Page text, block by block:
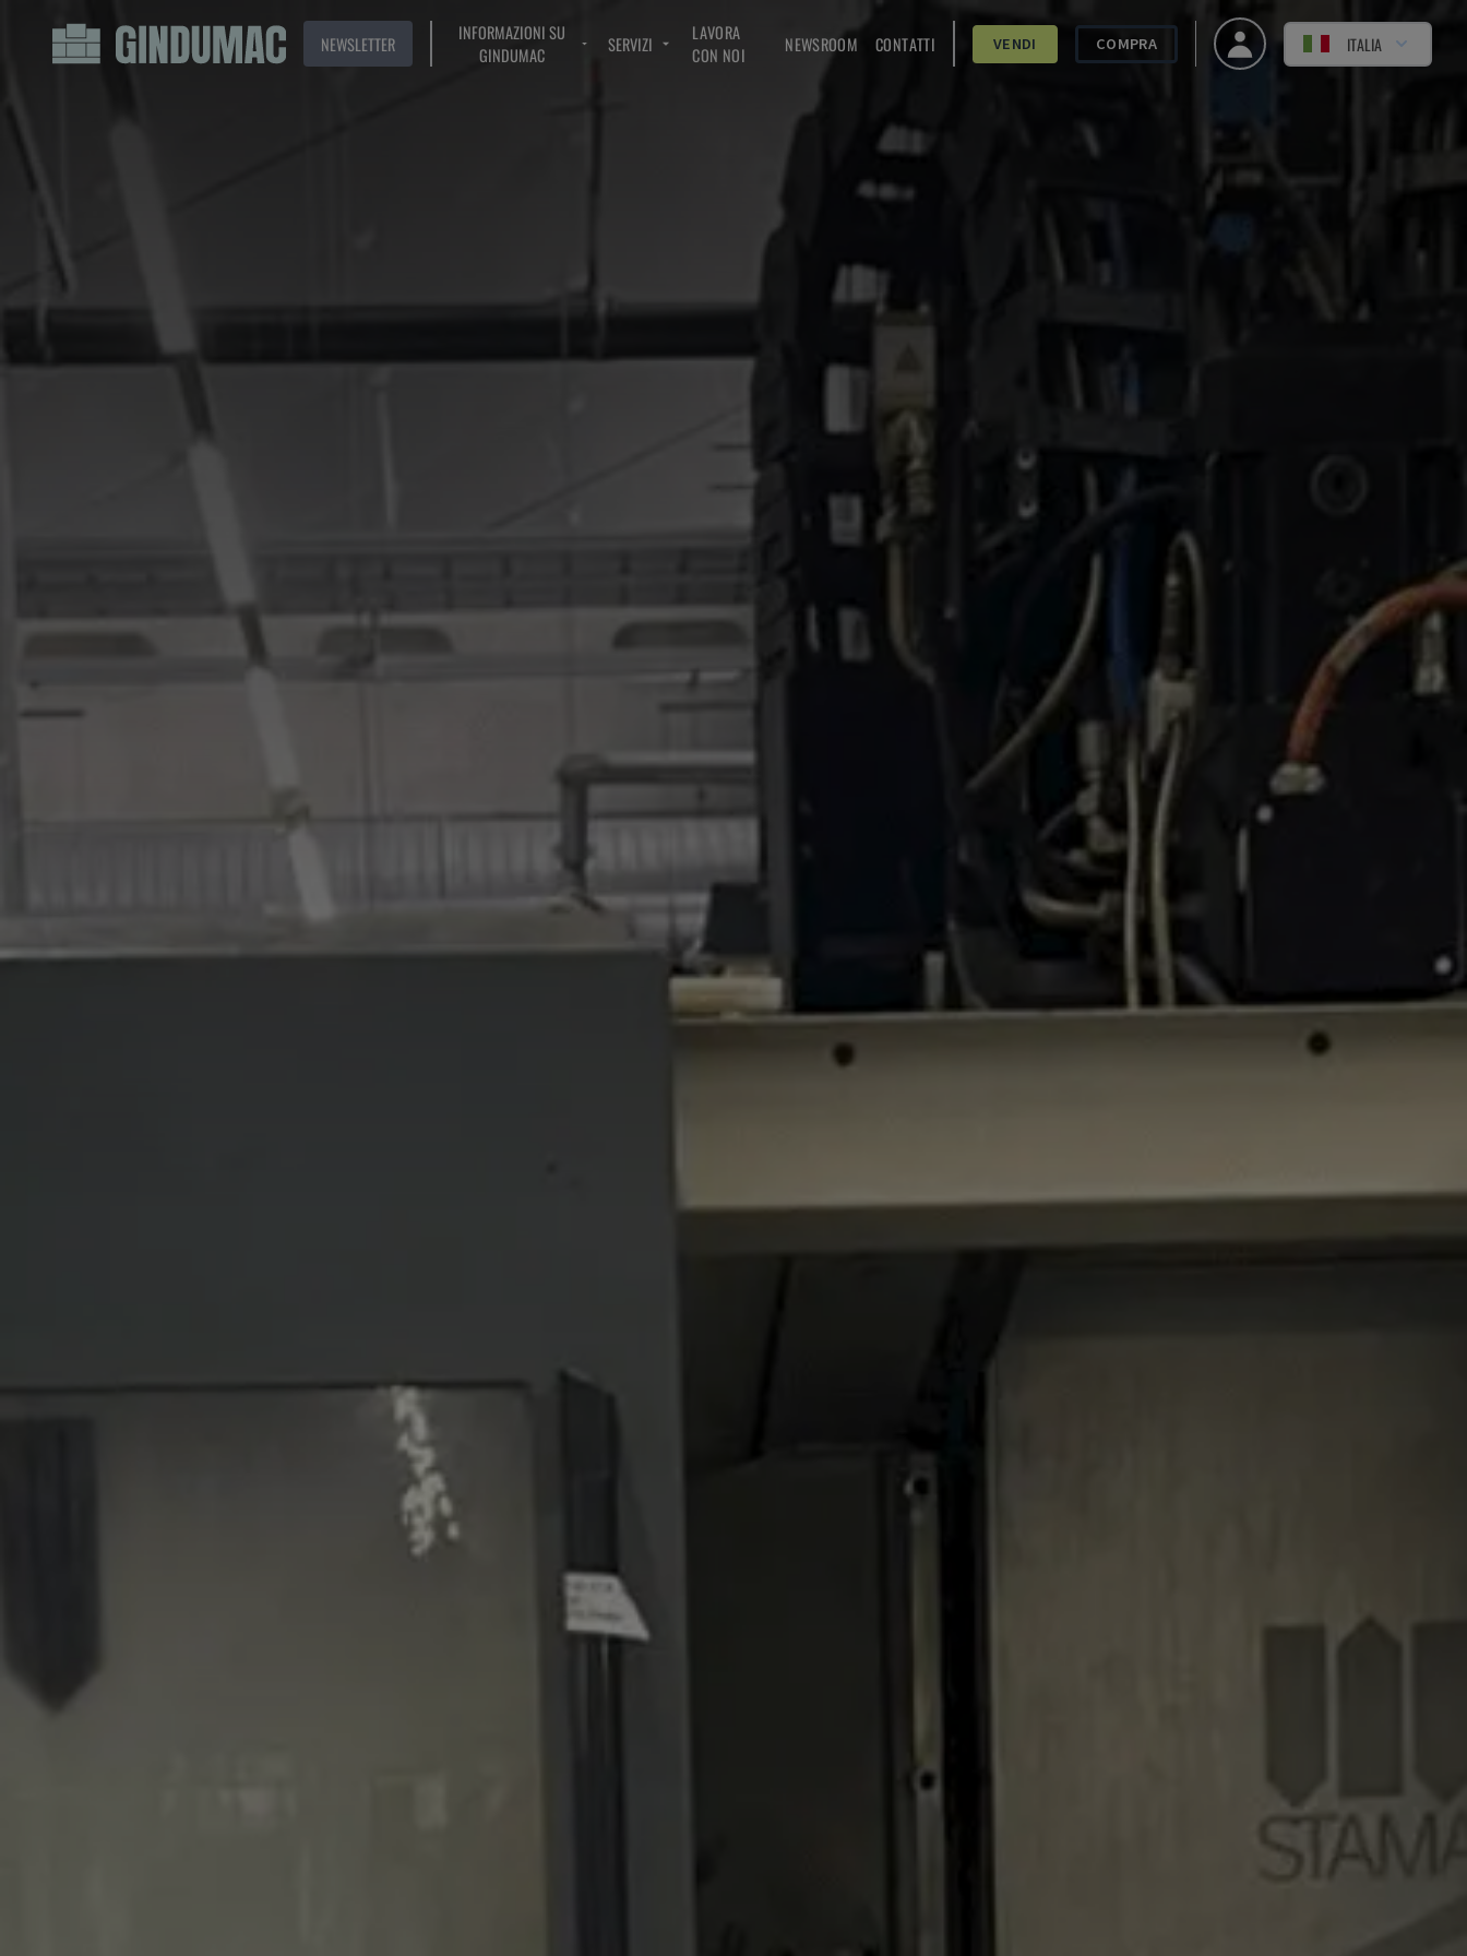
NEWSLETTER
INFORMAZIONI SU
GINDUMAC
SERVIZI
LAVORA
CON NOI
NEWSROOM CONTATTI VENDI COMPRA ITALIA